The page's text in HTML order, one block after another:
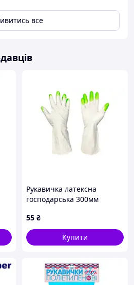
все
Рукавичка латексна
господарська 300мм
55 ₴
Купити